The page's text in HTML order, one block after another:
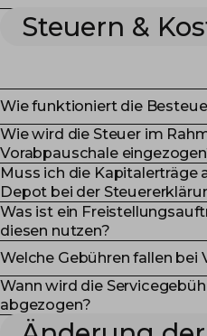
Steuern &
Wie funktioniert die
Wie wird die Steuer im
Vorabpauschale
Muss ich die Kapitalerträge
Depot bei der
Was ist ein
diesen nutzen?
Welche Gebühren fallen bei
Wann wird die
abgezogen?